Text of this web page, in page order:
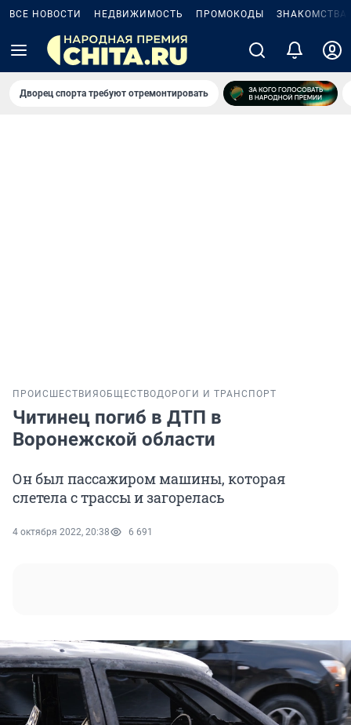
ВСЕ НОВОСТИ НЕДВИЖИМОСТЬ ПРОМОКОДЫ ЗНАКОМСТВА
Дворец спорта требуют отремонтировать
ПРОИСШЕСТВИЯ ОБЩЕСТВОДОРОГИ И ТРАНСПОРТ
Читинец погиб в ДТП в
Воронежской области
Он был пассажиром машины, которая
слетела с трассы и загорелась
4 октября 2022, 20:38 6 691